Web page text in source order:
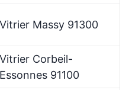
Vitrier Massy 91300
Vitrier Corbeil-
Essonnes 91100